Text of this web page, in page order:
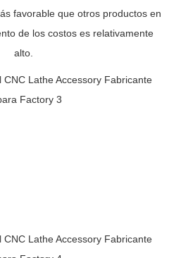
favorable que otros productos en
de los costos es relativamente
alto.